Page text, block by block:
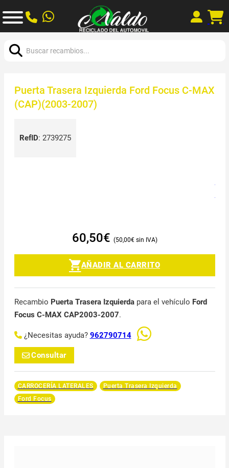
Puerta Trasera Izquierda Ford Focus C-MAX
(CAP)(2003-2007)
RefID: 2739275
60,50€ 50,00€
AÑADIR AL CARRITO
Recambio Puerta Trasera Izquierdapara el vehículo Ford
Focus C-MAX CAP2003-2007.
¿Necesitas ayuda? 962790714
Consultar
CARROCERÍA LATERALES
Puerta Trasera Izquierda
Ford Focus